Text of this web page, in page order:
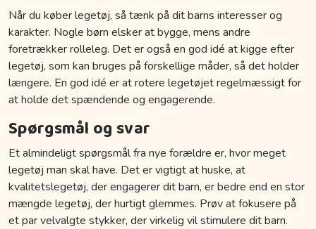
Når du køber legetøj, så tænk på dit barns interesser og
karakter. Nogle børn elsker at bygge, mens andre
foretrækker rolleleg. Det er også en god idé at kigge efter
legetøj, som kan bruges på forskellige måder, så det holder
længere. En god idé er at rotere legetøjet regelmæssigt for
at holde det spændende og engagerende.
Spørgsmål og svar
Et almindeligt spørgsmål fra nye forældre er, hvor meget
legetøj man skal have. Det er vigtigt at huske, at
kvalitetslegetøj, der engagerer dit barn, er bedre end en stor
mængde legetøj, der hurtigt glemmes. Prøv at fokusere på
et par velvalgte stykker, der virkelig vil stimulere dit barn.